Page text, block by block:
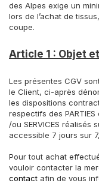
des Alpes exige un
lors de l’achat de
coupe.
Article 1 : Objet
Les présentes CGV
le Client, ci-après
les dispositions
respectifs des
/ou SERVICES
accessible 7 jours sur
Pour tout achat
vouloir contacter la
contact afin de vous